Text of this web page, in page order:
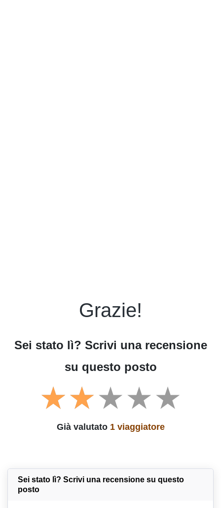
Grazie!
Sei stato lì? Scrivi una recensione
su questo posto
Già valutato 1 viaggiatore
Sei stato lì? Scrivi una recensione su questo
posto